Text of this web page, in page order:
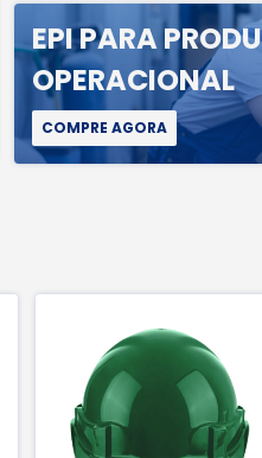
EPI PARA
OPERACIONAL
COMPRE AGORA